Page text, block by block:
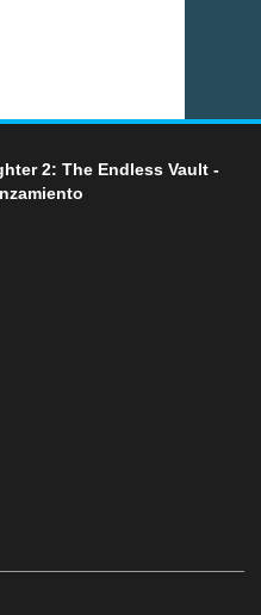
2: The Endless Vault -